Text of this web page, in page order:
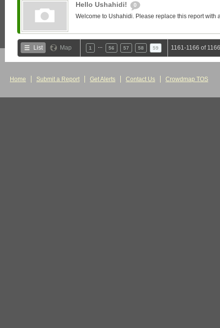
Hello Ushahidi! 0
Welcome to Ushahidi. Please replace this report with
List Map 1 56 57 58 59 1161-1166 of
Home Submit a Report Get Alerts Contact Us Crowdmap TOS